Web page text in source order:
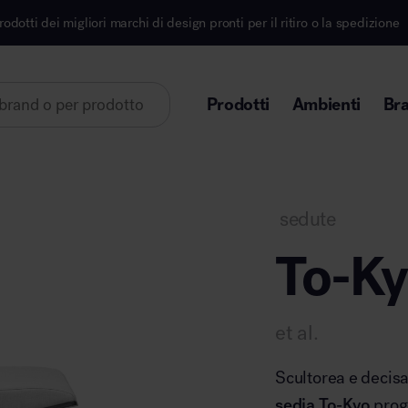
di design pronti per il ritiro o la spedizione
Prodotti Ambienti
sedute
To-
et al.
Scultorea e